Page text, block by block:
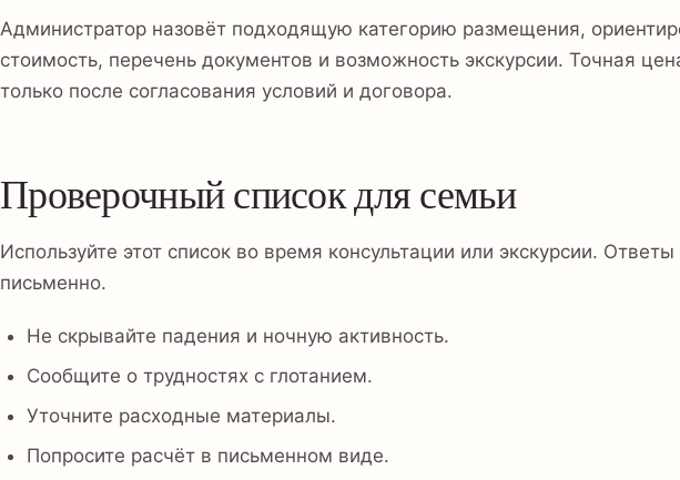
Администратор назовёт подходящую категорию размещения,
стоимость, перечень документов и возможность экскурсии. Точная
только после согласования условий и договора.
Проверочный список для семьи
Используйте этот список во время консультации или экскурсии.
письменно.
Не скрывайте падения и ночную активность.
Сообщите о трудностях с глотанием.
Уточните расходные материалы.
Попросите расчёт в письменном виде.